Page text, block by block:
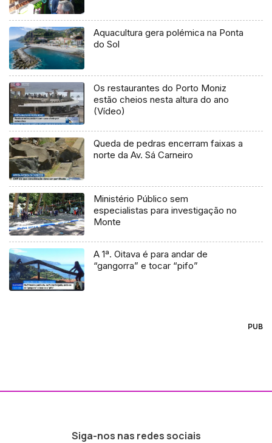
Aquacultura gera polémica na Ponta
do Sol
Os restaurantes do Porto Moniz
estão cheios nesta altura do ano
(Vídeo)
Queda de pedras encerram faixas a
norte da Av. Sá Carneiro
Ministério Público sem
especialistas para investigação no
Monte
A 1ª. Oitava é para andar de
“gangorra” e tocar “pifo”
PUB
Siga-nos nas redes sociais